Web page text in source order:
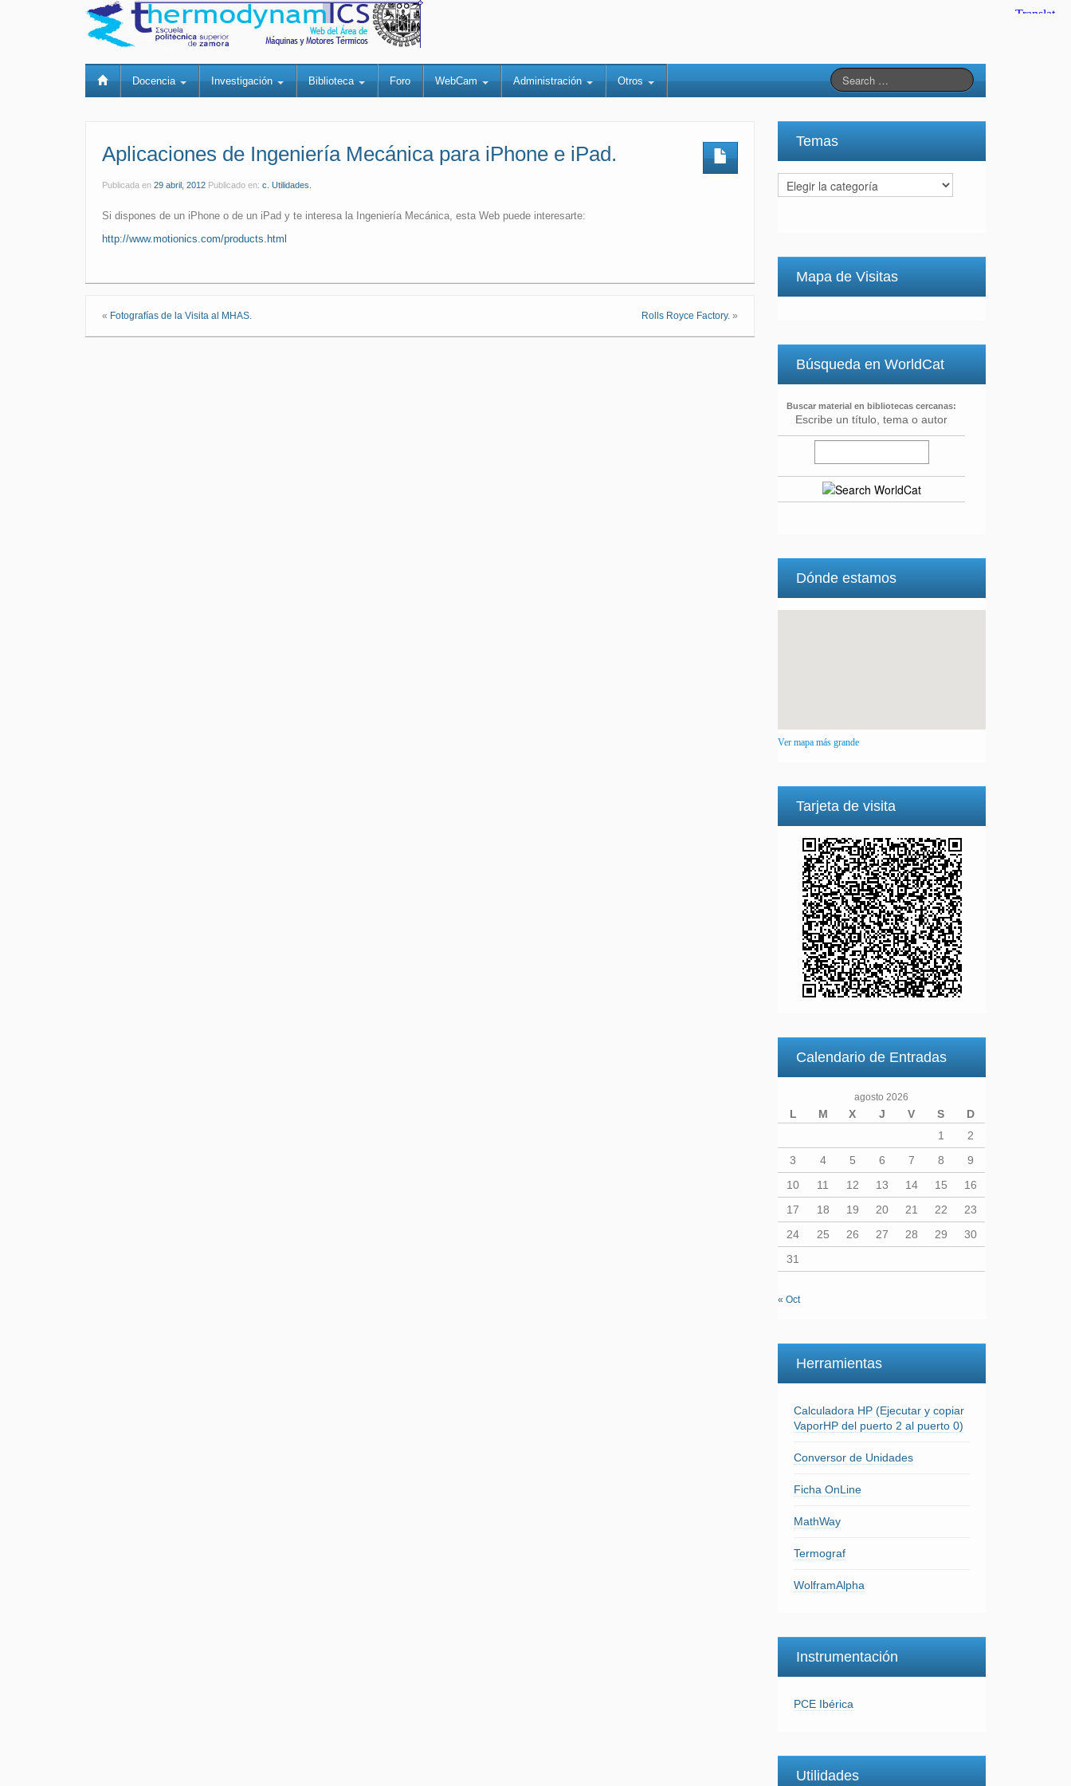
Docencia Investigación Biblioteca Foro WebCam Administración Otros
Aplicaciones de Ingeniería Mecánica para iPhone e iPad.
Publicada en 29 abril, 2012 Publicado en: c. Utilidades.
Si dispones de un iPhone o de un iPad y te interesa la Ingeniería Mecánica, esta Web puede interesarte:
http://www.motionics.com/products.html
« Fotografías de la Visita al MHAS. Rolls Royce Factory. »
Temas
Temas
Mapa de Visitas
Búsqueda en WorldCat
Buscar material en bibliotecas cercanas:
Escribe un título, tema o autor
Dónde estamos
Ver mapa más grande
Tarjeta de visita
Calendario de Entradas
agosto 2026
L M X J V S
D
1
2
3
4 5 6 7 8
9
10
11 12 13 14 15
16
17
18 19 20 21 22
23
24
25 26 27 28 29
30
31
« Oct
Herramientas
Calculadora HP (Ejecutar y copiar
VaporHP del puerto 2 al puerto 0)
Conversor de Unidades
Ficha OnLine
MathWay
Termograf
WolframAlpha
Instrumentación
PCE Ibérica
Utilidades